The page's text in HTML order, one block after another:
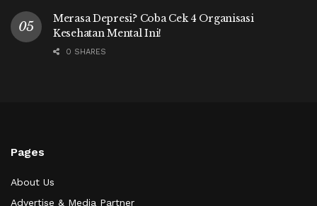
Merasa Depresi? Coba Cek 4 Organisasi
Kesehatan Mental Ini!
0 SHARES
Pages
About Us
Advertise & Media Partner